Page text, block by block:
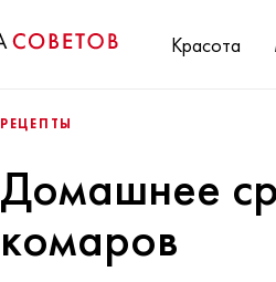
Красота
РЕЦЕПТЫ
Домашнее
комаров